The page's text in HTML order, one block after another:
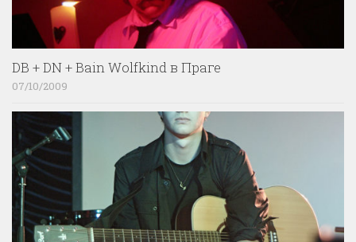
DB + DN + Bain Wolfkind в Праге
07/10/2009